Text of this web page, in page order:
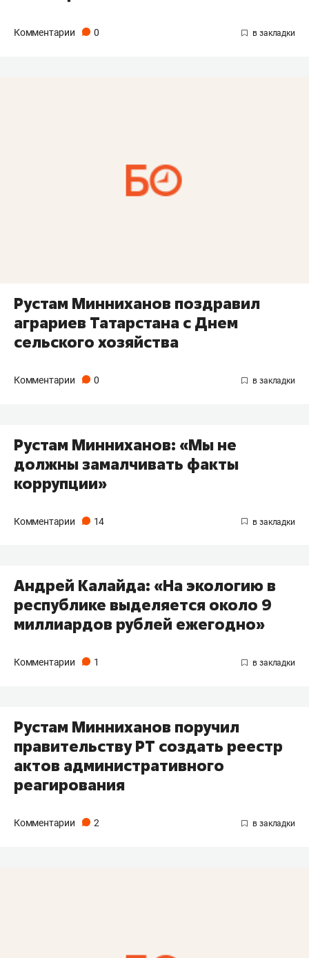
Комментарии 0
Рустам Минниханов поздравил
аграриев Татарстана с Днем
сельского хозяйства
Комментарии 0
Рустам Минниханов: «Мы не
должны замалчивать факты
коррупции»
Комментарии 14
Андрей Калайда: «На экологию в
республике выделяется около 9
миллиардов рублей ежегодно»
Комментарии 1
Рустам Минниханов поручил
правительству РТ создать реестр
актов административного
реагирования
Комментарии 2